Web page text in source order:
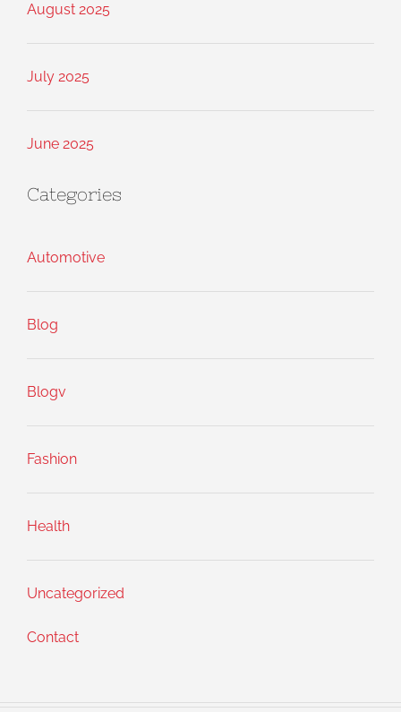
August 2025
July 2025
June 2025
Categories
Automotive
Blog
Blogv
Fashion
Health
Uncategorized
Contact